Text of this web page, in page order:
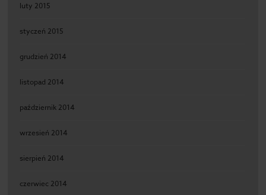
luty 2015
styczeń 2015
grudzień 2014
listopad 2014
październik 2014
wrzesień 2014
sierpień 2014
czerwiec 2014